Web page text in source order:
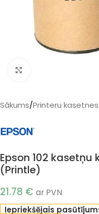
Sākums/Printeru kasetnes
Epson 102
(Printle)
21.78 € ar PVN
Iepriekšējais